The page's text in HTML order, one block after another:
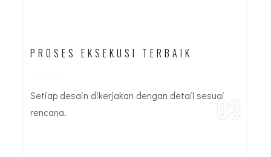
PROSES EKSEKUSI TERBAIK
Setiap desain dikerjakan dengan detail sesuai
rencana.
03